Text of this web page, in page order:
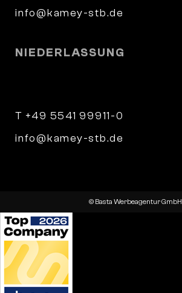
info@kamey-stb.de
NIEDERLASSUNG
T +49 5541 99911-0
info@kamey-stb.de
© Basta Werbeagentur GmbH